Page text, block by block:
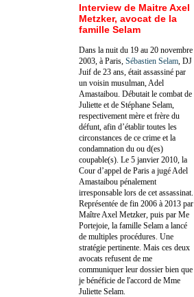
Interview de Maitre Axel
Metzker, avocat de la
famille Selam
Dans la nuit du 19 au 20 novembre
2003, à Paris, Sébastien Selam , DJ
Juif de 23 ans, était assassiné par
un voisin musulman, Adel
Amastaibou. Débutait le combat de
Juliette et de Stéphane Selam,
respectivement mère et frère du
défunt, afin d’établir toutes les
circonstances de ce crime et la
condamnation du ou d(es)
coupable(s). Le 5 janvier 2010, la
Cour d’appel de Paris a jugé Adel
Amastaibou pénalement
irresponsable lors de cet assassinat.
Représentée de fin 2006 à 2013 par
Maître Axel Metzker, puis par Me
Portejoie, la famille Selam a lancé
de multiples procédures. Une
stratégie pertinente. Mais ces deux
avocats refusent de me
communiquer leur dossier bien que
je bénéficie de l'accord de Mme
Juliette Selam.